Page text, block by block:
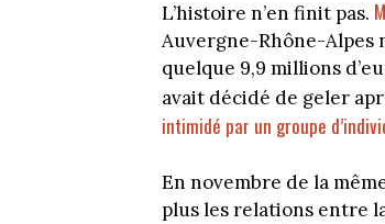
L’histoire n’en finit pas.
Auvergne-Rhône-Alpes
quelque 9,9 millions
avait décidé de geler
intimidé par un groupe
En novembre de la
plus les relations entre